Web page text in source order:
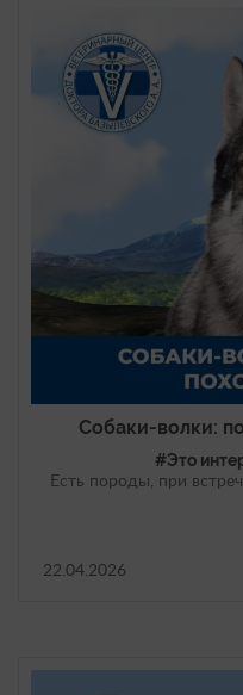
Собаки-волки:
#Это
Есть породы, при
22.04.2026